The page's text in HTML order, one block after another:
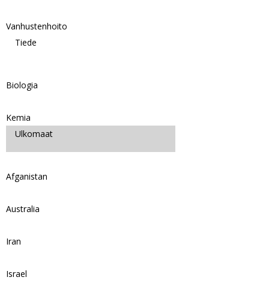
Vanhustenhoito
Tiede
Biologia
Kemia
Ulkomaat
Afganistan
Australia
Iran
Israel